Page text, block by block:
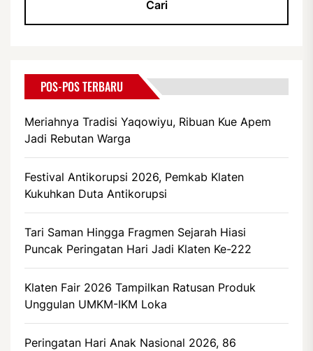
POS-POS TERBARU
Meriahnya Tradisi Yaqowiyu, Ribuan Kue Apem
Jadi Rebutan Warga
Festival Antikorupsi 2026, Pemkab Klaten
Kukuhkan Duta Antikorupsi
Tari Saman Hingga Fragmen Sejarah Hiasi
Puncak Peringatan Hari Jadi Klaten Ke-222
Klaten Fair 2026 Tampilkan Ratusan Produk
Unggulan UMKM-IKM Loka
Peringatan Hari Anak Nasional 2026, 86